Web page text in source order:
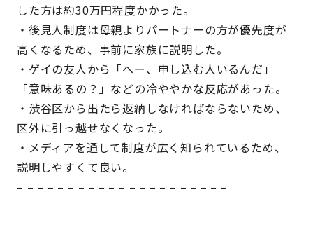
した方は約30万円程度かかった。
・後見人制度は母親よりパートナーの方が優先度が
高くなるため、事前に家族に説明した。
・ゲイの友人から「へー、申し込む人いるんだ」
「意味あるの？」などの冷ややかな反応があった。
・渋谷区から出たら返納しなければならないため、
区外に引っ越せなくなった。
・メディアを通して制度が広く知られているため、
説明しやすくて良い。
– – – – – – – – – – – – – – – – – – – – –